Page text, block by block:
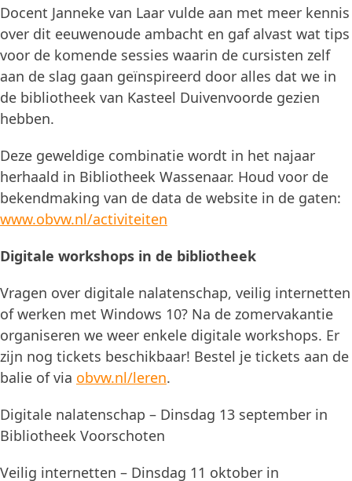
Docent Janneke van Laar vulde aan met meer kennis
over dit eeuwenoude ambacht en gaf alvast wat tips
voor de komende sessies waarin de cursisten zelf
aan de slag gaan geïnspireerd door alles dat we in
de bibliotheek van Kasteel Duivenvoorde gezien
hebben.
Deze geweldige combinatie wordt in het najaar
herhaald in Bibliotheek Wassenaar. Houd voor de
bekendmaking van de data de website in de gaten:
www.obvw.nl/activiteiten
Digitale workshops in de bibliotheek
Vragen over digitale nalatenschap, veilig internetten
of werken met Windows 10? Na de zomervakantie
organiseren we weer enkele digitale workshops. Er
zijn nog tickets beschikbaar! Bestel je tickets aan de
balie of via obvw.nl/leren.
Digitale nalatenschap – Dinsdag 13 september in
Bibliotheek Voorschoten
Veilig internetten – Dinsdag 11 oktober in